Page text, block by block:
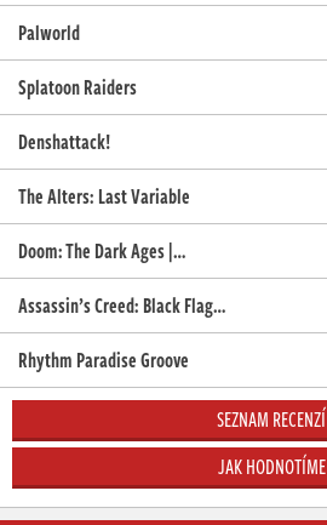
Palworld
Splatoon Raiders
Denshattack!
The Alters: Last Variable
Doom: The Dark Ages |…
Assassin’s Creed: Black Flag…
Rhythm Paradise Groove
SEZNAM RECENZÍ
JAK HODNOTÍME